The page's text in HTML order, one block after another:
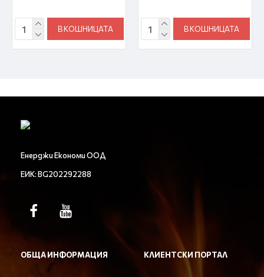
В КОШНИЦАТА В КОШНИЦАТА
Енерджи Економи ООД
ЕИК: BG202292288
ОБЩА ИНФОРМАЦИЯ КЛИЕНТСКИ ПОРТАЛ